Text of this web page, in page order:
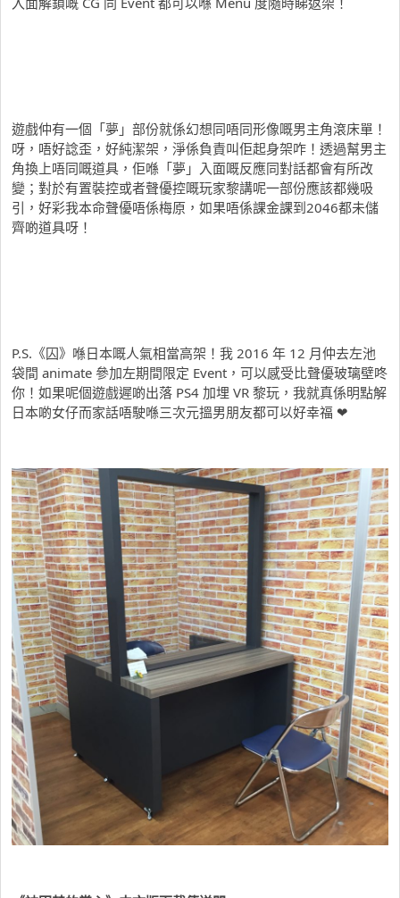
遊戲仲有一個「夢」部份就係幻想同唔同形像嘅男主角滾床單！
呀，唔好諗歪，好純潔架，淨係負責叫佢起身架咋！透過幫男主
角換上唔同嘅道具，佢喺「夢」入面嘅反應同對話都會有所改
變；對於有置裝控或者聲優控嘅玩家黎講呢一部份應該都幾吸
引，好彩我本命聲優唔係梅原，如果唔係課金課到2046都未儲
齊啲道具呀！
P.S.《囚》喺日本嘅人氣相當高架！我 2016 年 12 月仲去左池
袋間 animate 參加左期間限定 Event，可以感受比聲優玻璃壁咚
你！如果呢個遊戲遲啲出落 PS4 加埋 VR 黎玩，我就真係明點解
日本啲女仔而家話唔駛喺三次元搵男朋友都可以好幸福 ❤